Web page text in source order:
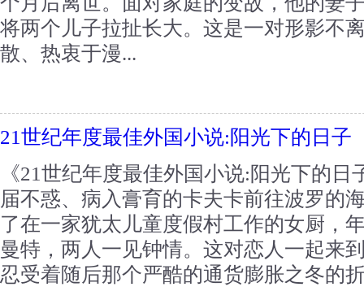
将两个儿子拉扯长大。这是一对形影不
散、热衷于漫...
21世纪年度最佳外国小说:阳光下的日子
《21世纪年度最佳外国小说:阳光下的
届不惑、病入膏育的卡夫卡前往波罗的
了在一家犹太儿童度假村工作的女厨，
曼特，两人一见钟情。这对恋人一起来
忍受着随后那个严酷的通货膨胀之冬的